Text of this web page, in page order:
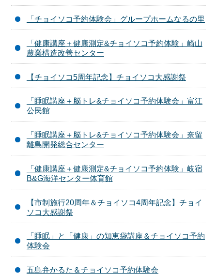
「チョイソコ予約体験会」グループホームなるの里
「健康講座＋健康測定&チョイソコ予約体験」崎山
農業構造改善センター
【チョイソコ5周年記念】チョイソコ大感謝祭
「睡眠講座＋脳トレ&チョイソコ予約体験会」富江
公民館
「睡眠講座＋脳トレ&チョイソコ予約体験会」奈留
離島開発総合センター
「健康講座＋健康測定&チョイソコ予約体験」岐宿
B&G海洋センター体育館
【市制施行20周年＆チョイソコ4周年記念】チョイ
ソコ大感謝祭
「睡眠」と「健康」の知恵袋講座＆チョイソコ予約
体験会
五島弁かるた＆チョイソコ予約体験会